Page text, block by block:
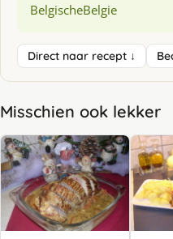
BelgischeBelgie
Direct naar recept ↓
Misschien ook lekker